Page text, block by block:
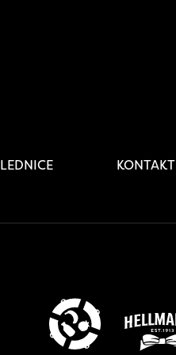
LEDNICE KONTAKT